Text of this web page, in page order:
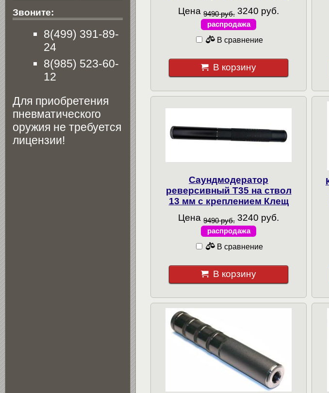
Цена9490 руб. 3240 руб.
распродажа
В сравнение
В корзину
Саундмодератор
реверсивный T35 на ствол
13 мм с креплением Клещ
Цена9490 руб. 3240 руб.
распродажа
В сравнение
В корзину
Звоните:
8(499) 391-89-
24
8(985) 523-60-
12
Для приобретения
пневматического
оружия не требуется
лицензии!